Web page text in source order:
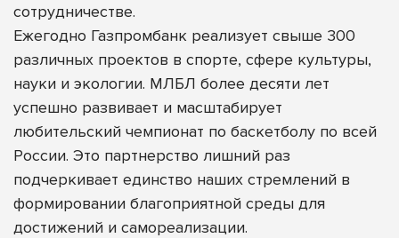
сотрудничестве.
Ежегодно Газпромбанк реализует свыше 300
различных проектов в спорте, сфере культуры,
науки и экологии. МЛБЛ более десяти лет
успешно развивает и масштабирует
любительский чемпионат по баскетболу по всей
России. Это партнерство лишний раз
подчеркивает единство наших стремлений в
формировании благоприятной среды для
достижений и самореализации.